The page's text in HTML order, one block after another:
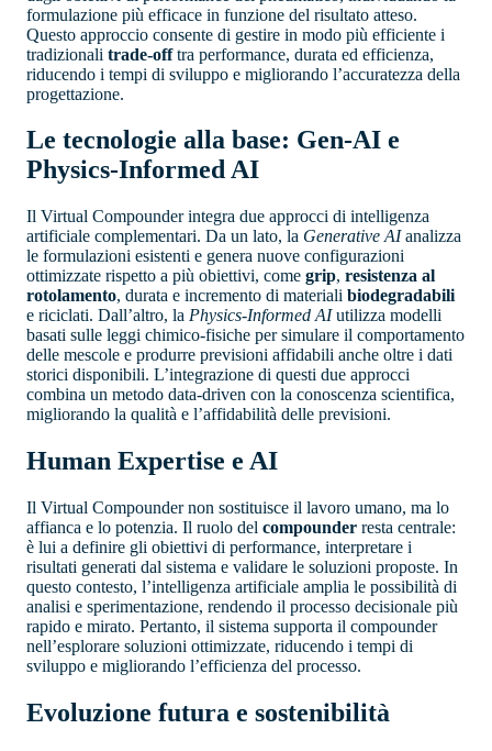
formulazione più efficace in funzione del risultato atteso.
Questo approccio consente di gestire in modo più efficiente i
tradizionali trade-offtra performance, durata ed efficienza,
riducendo i tempi di sviluppo e migliorando l’accuratezza della
progettazione.
Le tecnologie alla base: Gen-AI e
Physics-Informed AI
Il Virtual Compounder integra due approcci di intelligenza
artificiale complementari. Da un lato, la Generative AIanalizza
le formulazioni esistenti e genera nuove configurazioni
ottimizzate rispetto a più obiettivi, come grip, resistenza al
rotolamento, durata e incremento di materiali biodegradabili
e riciclati. Dall’altro, la Physics-Informed AIutilizza modelli
basati sulle leggi chimico-fisiche per simulare il comportamento
delle mescole e produrre previsioni affidabili anche oltre i dati
storici disponibili. L’integrazione di questi due approcci
combina un metodo data-driven con la conoscenza scientifica,
migliorando la qualità e l’affidabilità delle previsioni.
Human Expertise e AI
Il Virtual Compounder non sostituisce il lavoro umano, ma lo
affianca e lo potenzia. Il ruolo del compounder resta centrale:
è lui a definire gli obiettivi di performance, interpretare i
risultati generati dal sistema e validare le soluzioni proposte. In
questo contesto, l’intelligenza artificiale amplia le possibilità di
analisi e sperimentazione, rendendo il processo decisionale più
rapido e mirato. Pertanto, il sistema supporta il compounder
nell’esplorare soluzioni ottimizzate, riducendo i tempi di
sviluppo e migliorando l’efficienza del processo.
Evoluzione futura e sostenibilità